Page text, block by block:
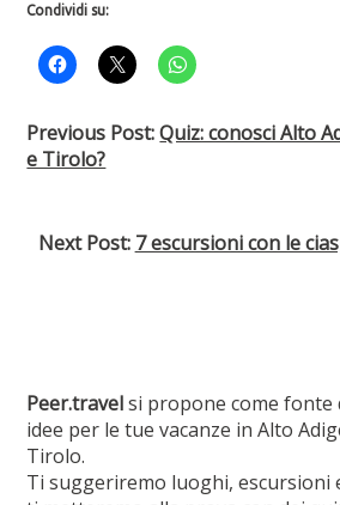
Condividi su:
Previous Post:Quiz: conosci Alto
e Tirolo?
Next Post: 7 escursioni con le
Peer.travelsi propone come fonte
idee per le tue vacanze in Alto
Tirolo.
Ti suggeriremo luoghi, escursioni